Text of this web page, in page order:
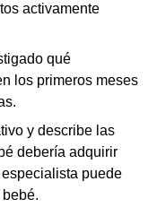
activamente
qué
los primeros meses
y describe las
debería adquirir
puede